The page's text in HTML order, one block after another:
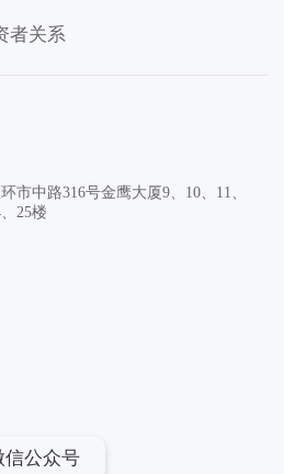
者关系
市中路316号金鹰大厦9、10、11、
25楼
信公众号